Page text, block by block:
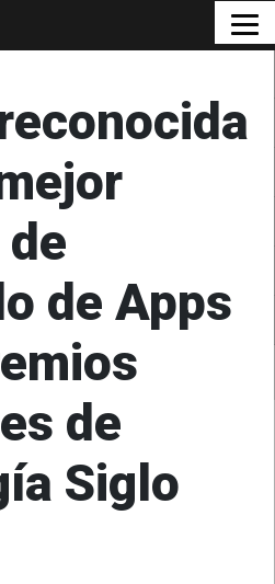
de Apps
de
Siglo